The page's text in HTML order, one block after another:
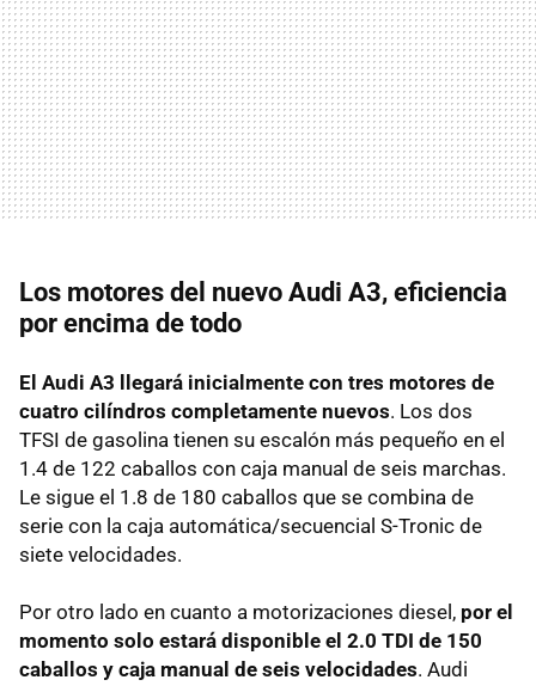
Los motores del nuevo Audi A3, eficiencia
por encima de todo
El Audi A3 llegará inicialmente con tres motores de
cuatro cilíndros completamente nuevos. Los dos
TFSI de gasolina tienen su escalón más pequeño en el
1.4 de 122 caballos con caja manual de seis marchas.
Le sigue el 1.8 de 180 caballos que se combina de
serie con la caja automática/secuencial S-Tronic de
siete velocidades.
Por otro lado en cuanto a motorizaciones diesel, por el
momento solo estará disponible el 2.0 TDI de 150
caballos y caja manual de seis velocidades. Audi